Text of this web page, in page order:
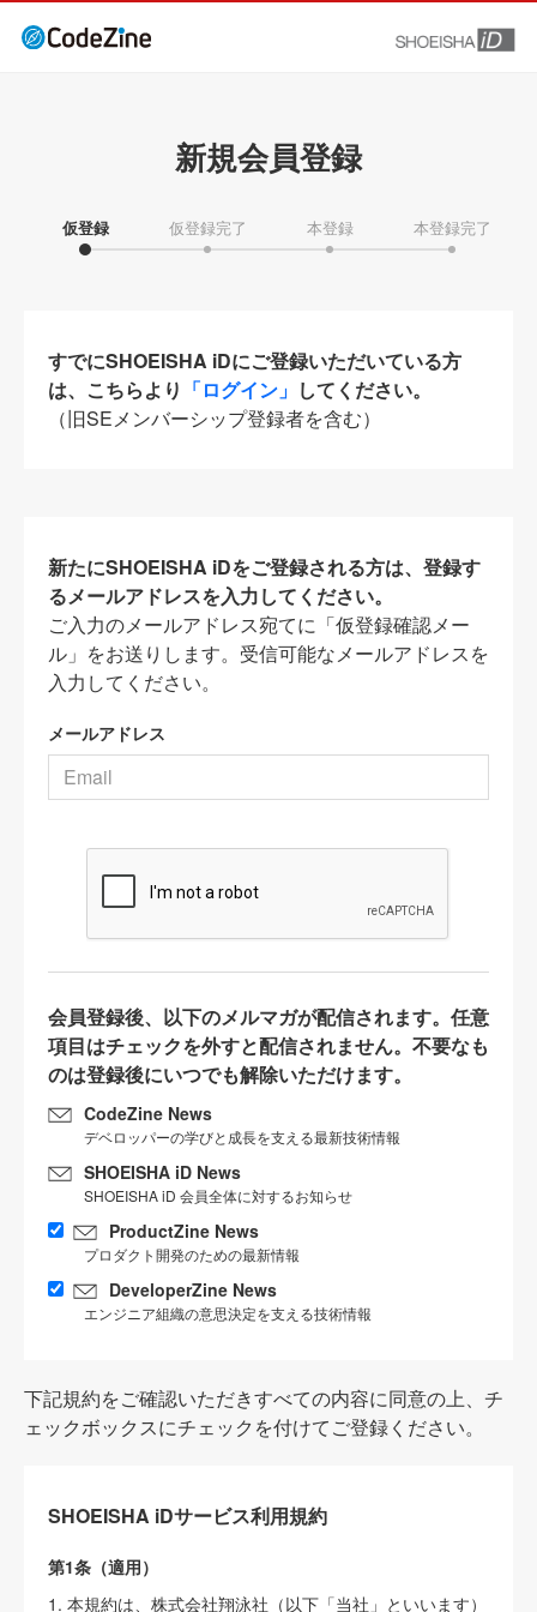
新規会員登録
仮登録 仮登録完了 本登録 本登録完了
すでにSHOEISHA iDにご登録いただいている方
は、こちらより 「ログイン」 してください。
（旧SEメンバーシップ登録者を含む）
新たにSHOEISHA iDをご登録される方は、登録す
るメールアドレスを入力してください。
ご入力のメールアドレス宛てに「仮登録確認メー
ル」をお送りします。受信可能なメールアドレスを
入力してください。
メールアドレス
会員登録後、以下のメルマガが配信されます。任意
項目はチェックを外すと配信されません。不要なも
のは登録後にいつでも解除いただけます。
CodeZine News
デベロッパーの学びと成長を支える最新技術情報
SHOEISHA iD News
SHOEISHA iD 会員全体に対するお知らせ
ProductZine News
プロダクト開発のための最新情報
DeveloperZine News
エンジニア組織の意思決定を支える技術情報
下記規約をご確認いただきすべての内容に同意の上、チ
ェックボックスにチェックを付けてご登録ください。
SHOEISHA iDサービス利用規約
第1条（適用）
1. 本規約は、株式会社翔泳社（以下「当社」といいます）